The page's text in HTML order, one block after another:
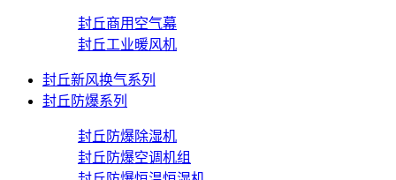
封丘商用空气幕
封丘工业暖风机
封丘新风换气系列
封丘防爆系列
封丘防爆除湿机
封丘防爆空调机组